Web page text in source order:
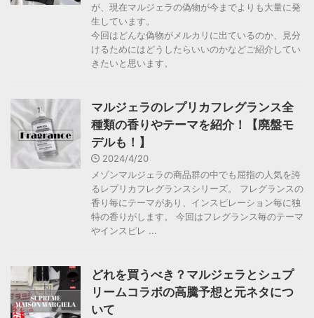
が、現在マルジェラの偽物が今までよりも大量に発
生しています。
今回はどんな偽物がメルカリに出ているのか、見分
けるためにはどうしたらいいのかなどご紹介してい
きたいと思います。
マルジェラのレプリカフレグランス全
種類の香りやテーマを紹介！【廃盤モ
デルも！】
2024/4/20
メゾンマルジェラの商品群の中でも屈指の人気を誇
るレプリカフレグランスシリーズ。 フレグランスの
香り毎にテーマがあり、インスピレーション毎に独
特の香りがします。 今回はフレグランス毎のテーマ
やインスピレ ...
どれを買うべき？マルジェラとシュプ
リームコラボの高騰予想と元ネタにつ
いて